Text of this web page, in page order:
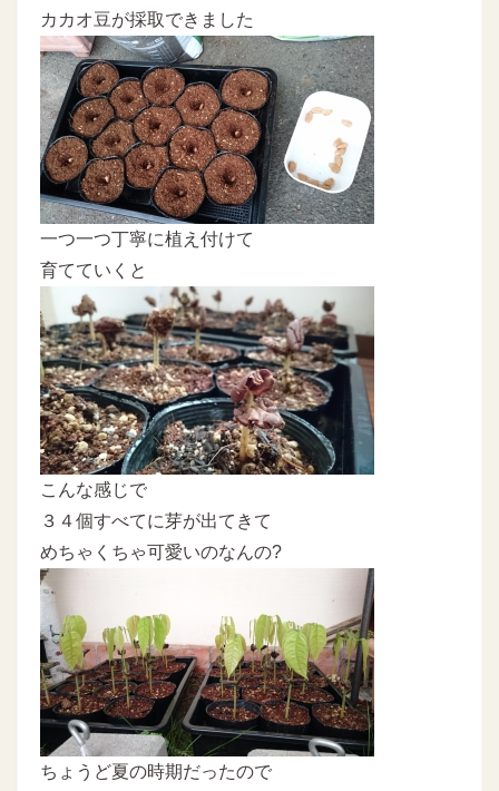
カカオ豆が採取できました
一つ一つ丁寧に植え付けて
育てていくと
こんな感じで
３４個すべてに芽が出てきて
めちゃくちゃ可愛いのなんの?
ちょうど夏の時期だったので